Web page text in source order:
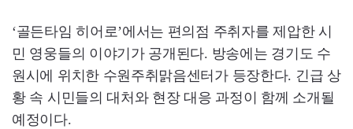
‘골든타임 히어로’에서는 편의점 주취자를 제압한 시
민 영웅들의 이야기가 공개된다. 방송에는 경기도 수
원시에 위치한 수원주취맑음센터가 등장한다. 긴급 상
황 속 시민들의 대처와 현장 대응 과정이 함께 소개될
예정이다.